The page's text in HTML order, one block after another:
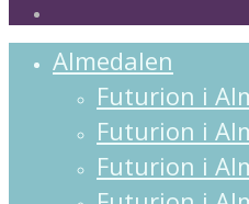
Almedalen
Futurion i
Futurion i
Futurion i